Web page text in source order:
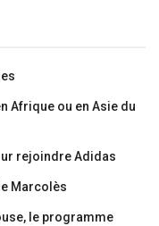
Afrique ou en Asie du
rejoindre Adidas
Marcolès
le programme